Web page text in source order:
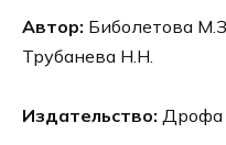
Автор: Биболетова
Трубанева Н.Н.
Издательство: Дрофа